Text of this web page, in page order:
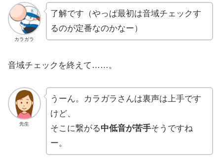
カラガラ
了解です（やっぱ最初は音域チェックす
るのが定番なのかなー）
音域チェックを終えて……。
先生
うーん。カラガラさんは裏声は上手です
けど、
そこに繋がる中低音が苦手そうですね
ー。